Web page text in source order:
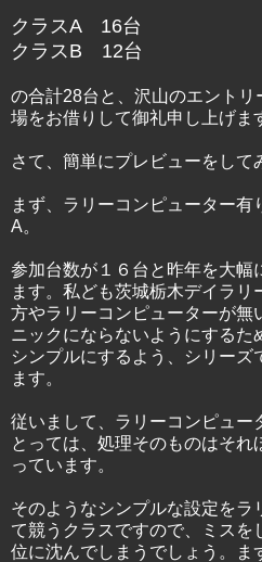
クラスA 16台
クラスB 12台
の合計28台と、沢山のエント
場をお借りして御礼申し上げま
さて、簡単にプレビューをして
まず、ラリーコンピューター有
A。
参加台数が１６台と昨年を大幅
ます。私ども茨城栃木デイラ
方やラリーコンピューターが無
ニックにならないようにするた
シンプルにするよう、シリーズ
ます。
従いまして、ラリーコンピュー
とっては、処理そのものはそれ
っています。
そのようなシンプルな設定をラ
て競うクラスですので、ミスを
位に沈んでしまうでしょう。ま